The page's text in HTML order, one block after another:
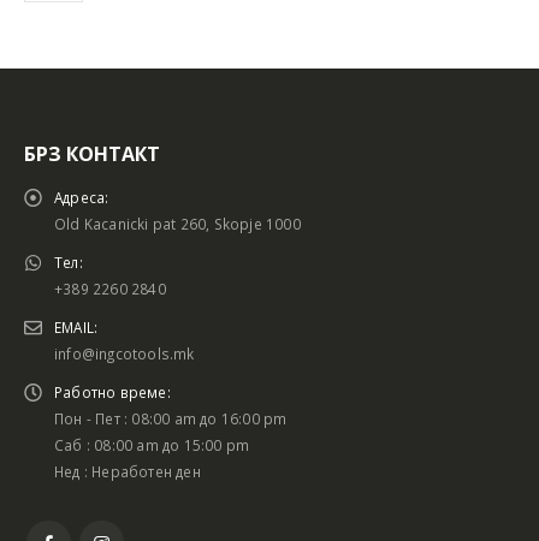
БРЗ КОНТАКТ
Адреса:
Old Kacanicki pat 260, Skopje 1000
Тел:
+389 2260 2840
EMAIL:
info@ingcotools.mk
Работно време:
Пон - Пет : 08:00 am до 16:00 pm
Саб : 08:00 am до 15:00 pm
Нед : Неработен ден